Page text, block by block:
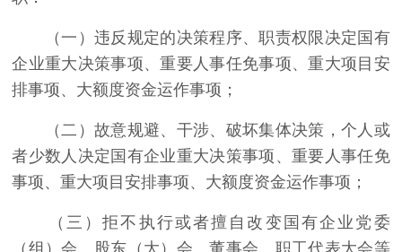
（一）违反规定的决策程序、职责权限决定国有
企业重大决策事项、重要人事任免事项、重大项目安
排事项、大额度资金运作事项；
（二）故意规避、干涉、破坏集体决策，个人或
者少数人决定国有企业重大决策事项、重要人事任免
事项、重大项目安排事项、大额度资金运作事项；
（三）拒不执行或者擅自改变国有企业党委